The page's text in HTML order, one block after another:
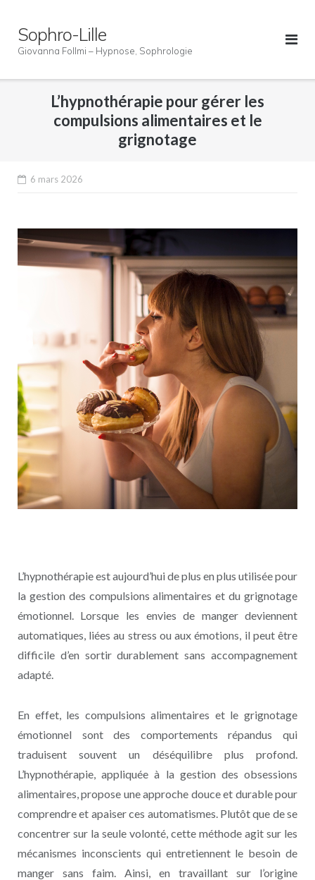
contentSophro-Lille
Giovanna Follmi – Hypnose, Sophrologie
L’hypnothérapie pour gérer les
compulsions alimentaires et le
grignotage
6 mars 2026
L’hypnothérapie est aujourd’hui de plus en plus utilisée pour
la gestion des compulsions alimentaires et du grignotage
émotionnel. Lorsque les envies de manger deviennent
automatiques, liées au stress ou aux émotions, il peut être
difficile d’en sortir durablement sans accompagnement
adapté.
En effet, les compulsions alimentaires et le grignotage
émotionnel sont des comportements répandus qui
traduisent souvent un déséquilibre plus profond.
L’hypnothérapie, appliquée à la gestion des obsessions
alimentaires, propose une approche douce et durable pour
comprendre et apaiser ces automatismes. Plutôt que de se
concentrer sur la seule volonté, cette méthode agit sur les
mécanismes inconscients qui entretiennent le besoin de
manger sans faim. Ainsi, en travaillant sur l’origine